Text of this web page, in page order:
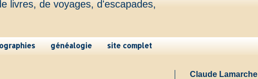
livres, de voyages, d'escapades,
généalogie site complet
Claude Lamarche